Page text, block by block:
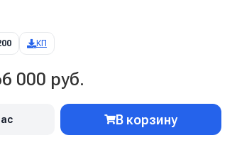
КП
000 руб.
В корзину